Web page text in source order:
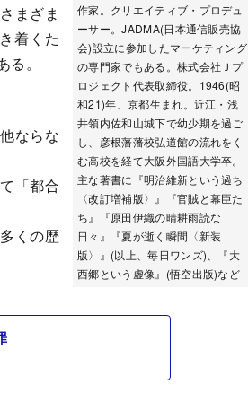
作家。クリエイティブ・プロデュ
ーサー。JADMA(日本通信販売協
会)設立に参加したマーケティング
の専門家でもある。株式会社Ｊプ
ロジェクト代表取締役。1946(昭
和21)年、京都生まれ。近江・浅
井領内佐和山城下で幼少期を過ご
し、彦根藩藩校弘道館の流れをく
む高校を経て大阪外国語大学卒。
主な著書に『明治維新という過ち
〈改訂増補版〉』『官賊と幕臣た
ち』『原田伊織の晴耕雨読な
日々』『夏が逝く瞬間〈新装
版〉』(以上、毎日ワンズ)、『大
西郷という虚像』(悟空出版)など
まざま
着くた
。
ならな
「都合
くの歴